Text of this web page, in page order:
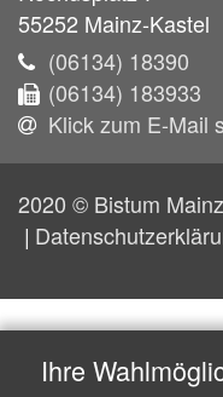
55252 Mainz-Kastel
(06134) 18390
(06134) 183933
Klick zum E-Mail
2020 © Bistum Mainz
Ihre